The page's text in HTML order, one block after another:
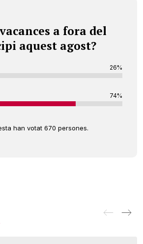
a fora del
aquest agost?
26%
74%
han votat 670 persones.